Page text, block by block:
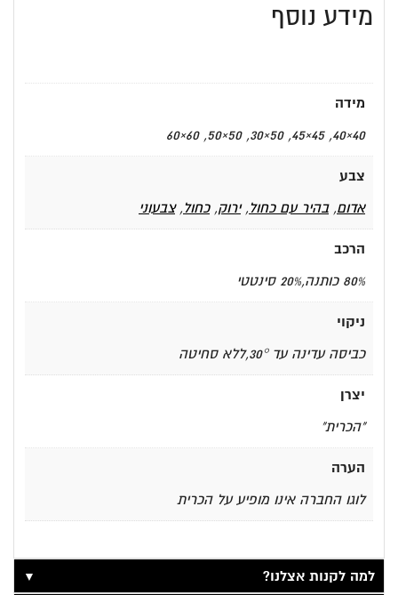
מידע נוסף
מידה
40×40, 45×45, 50×30, 50×50, 60×60
צבע
אדום,בהיר עם כחול,ירוק,כחול,צבעוני
הרכב
80% כותנה,20% סינטטי
ניקוי
כביסה עדינה עד 30°,ללא סחיטה
יצרן
"הכרית"
הערה
לוגו החברה אינו מופיע על הכרית
למה לקנות אצלנו? ▼